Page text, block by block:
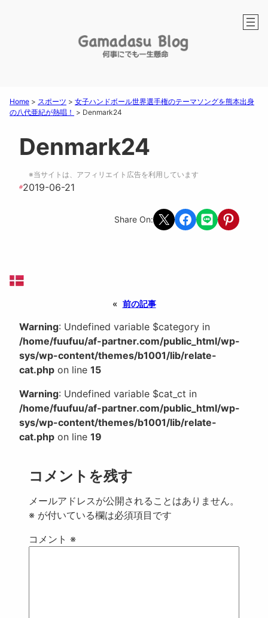
Home > スポーツ > 女子ハンドボール世界選手権のテーマソングを熊本出身
の八代亜紀が熱唱！ > Denmark24
Denmark24
※当サイトは、アフィリエイト広告を利用しています
#2019-06-21
Share On: Share on X Share on Facebook
Share on LINEShare on
« 前の記事
Warning: Undefined variable $category in
/home/fuufuu/af-partner.com/public_html/wp-
sys/wp-content/themes/b1001/lib/relate-
cat.php on line 15
Warning: Undefined variable $cat_ct in
/home/fuufuu/af-partner.com/public_html/wp-
sys/wp-content/themes/b1001/lib/relate-
cat.php on line 19
コメントを残す
メールアドレスが公開されることはありません。
※ が付いている欄は必須項目です
コメント ※